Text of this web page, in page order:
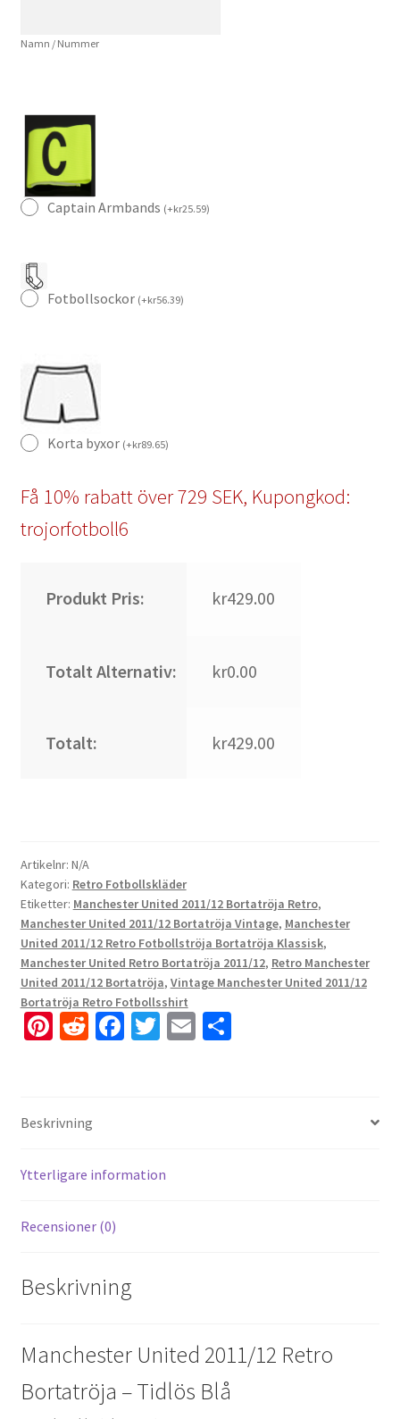
Fotbollströja
Namn / Nummer
Captain Armbands (+kr25.59)
Fotbollsockor (+kr56.39)
Korta byxor (+kr89.65)
Få 10% rabatt över 729 SEK, Kupongkod:
trojorfotboll6
Produkt Pris: kr429.00
Totalt Alternativ: kr0.00
Totalt: kr429.00
Artikelnr: N/A
Kategori: Retro Fotbollskläder
Etiketter: Manchester United 2011/12 Bortatröja Retro,
Manchester United 2011/12 Bortatröja Vintage, Manchester
United 2011/12 Retro Fotbollströja Bortatröja Klassisk,
Manchester United Retro Bortatröja 2011/12, Retro Manchester
United 2011/12 Bortatröja, Vintage Manchester United 2011/12
Bortatröja Retro Fotbollsshirt
Pi
es
R
di
t
Fa
k
T E D
Beskrivning
Ytterligare information
Recensioner (0)
Beskrivning
Manchester United 2011/12 Retro
Bortatröja – Tidlös Blå